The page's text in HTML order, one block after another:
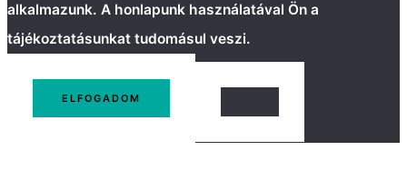
alkalmazunk. A honlapunk használatával Ön a
tájékoztatásunkat tudomásul veszi.
ELFOGADOM